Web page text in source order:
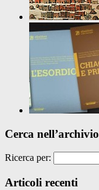
Cerca nell’archivio
Ricerca per:
Articoli recenti